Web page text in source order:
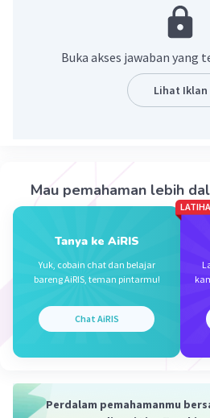
3x3
Banyak elemen matriks B =
3. Ordo matriks C =
Banyak elemen matriks C =
4. Ordo matriks D =3x1
Banyak elemen matriks D
Buka akses jawaban yang
Lihat Iklan
Mau pemahaman lebih
Tanya ke AiRIS
Yuk, cobain chat dan belajar
bareng AiRIS, teman pintarmu!
Chat AiRIS
Perdalam pemahamanmu